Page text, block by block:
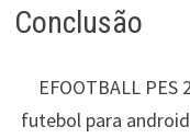
Conclusão
EFOOTBALL
futebol para